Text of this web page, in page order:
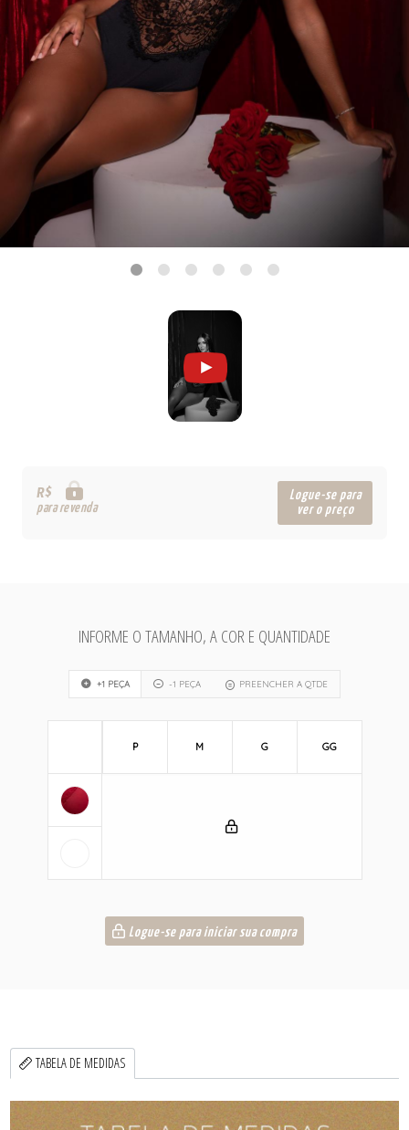
R$
para revenda
Logue-se para
ver o preço
INFORME O TAMANHO, A COR E QUANTIDADE
+1 PEÇA -1 PEÇA PREENCHER A QTDE
P M G GG
Logue-se para iniciar sua compra
TABELA DE MEDIDAS